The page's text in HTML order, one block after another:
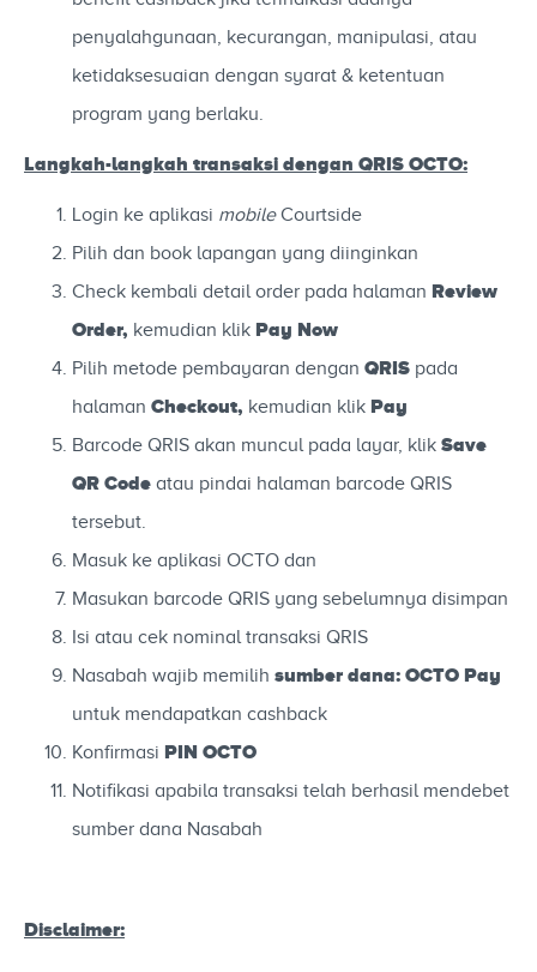
penyalahgunaan, kecurangan, manipulasi, atau
ketidaksesuaian dengan syarat & ketentuan
program yang berlaku.
Langkah-langkah transaksi dengan QRIS OCTO:
Login ke aplikasi mobileCourtside
Pilih dan book lapangan yang diinginkan
Check kembali detail order pada halaman Review
Order, kemudian klik Pay Now
Pilih metode pembayaran dengan QRIS pada
halaman Checkout, kemudian klik Pay
Barcode QRIS akan muncul pada layar, klik Save
QR Code atau pindai halaman barcode QRIS
tersebut.
Masuk ke aplikasi OCTO dan
Masukan barcode QRIS yang sebelumnya disimpan
Isi atau cek nominal transaksi QRIS
Nasabah wajib memilih sumber dana: OCTO Pay
untuk mendapatkan cashback
Konfirmasi PIN OCTO
Notifikasi apabila transaksi telah berhasil mendebet
sumber dana Nasabah
Disclaimer: